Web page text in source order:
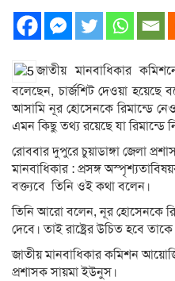
জাতীয় মানবাধিকার
বলেছেন, চার্জশিট দেওয়া হয়েছে
আসামি নূর হোসেনকে রিমান্ডে
এমন কিছু তথ্য রয়েছে যা রিমান্ডে
রোববার দুপুরে চুয়াডাঙ্গা জেলা
মানবাধিকার : প্রসঙ্গ
বক্ত্যবে তিনি ওই কথা বলেন।
তিনি আরো বলেন, নূর হোসেনকে
দেবে। তাই রাষ্ট্রের উচিত হবে তাকে
জাতীয় মানবাধিকার কমিশন
প্রশাসক সায়মা ইউনুস।